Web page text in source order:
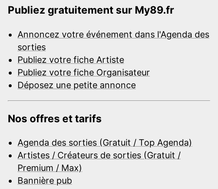
Publiez gratuitement sur My89.fr
Annoncez votre événement dans l'Agenda des
sorties
Publiez votre fiche Artiste
Publiez votre fiche Organisateur
Déposez une petite annonce
Nos offres et tarifs
Agenda des sorties (Gratuit / Top Agenda)
Artistes / Créateurs de sorties (Gratuit /
Premium / Max)
Bannière pub